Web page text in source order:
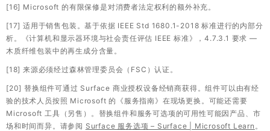
[16] Microsoft 的有限保修是对消费者法定权利的额外补充。
[17] 适用于销售包装。基于依据 IEEE Std 1680.1-2018 标准进行的内部分
析。《计算机和显示器环境与社会责任评估 IEEE 标准》，4.7.3.1 要求 —
木质纤维包装中的再生成分含量。
[18] 来源必须经过森林管理委员会（FSC）认证。
[20] 替换组件可通过 Surface 商业授权设备经销商获得。组件可以由有经
验的技术人员按照 Microsoft 的《服务指南》在现场更换。可能还需要
Microsoft 工具（另售）。替换组件和服务可选项的可用性可能因产品、市
场和时间而异。请参阅 Surface 服务选项 – Surface | Microsoft Learn 。